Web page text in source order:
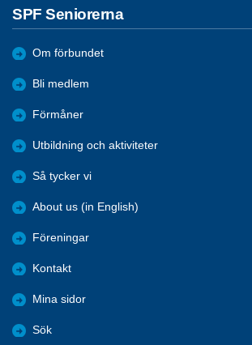
SPF Seniorerna
Om förbundet
Bli medlem
Förmåner
Utbildning och aktiviteter
Så tycker vi
About us (in English)
Föreningar
Kontakt
Mina sidor
Sök